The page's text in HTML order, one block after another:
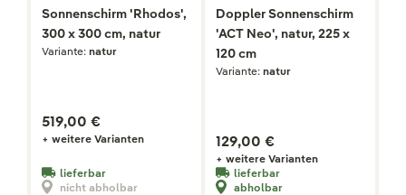
Sonnenschirm 'Rhodos',
300 x 300 cm, natur
Variante: natur
519,00 €
+ weitere Varianten
lieferbar
nicht abholbar
Doppler Sonnenschirm
'ACT Neo', natur, 225 x
120 cm
Variante: natur
129,00 €
+ weitere Varianten
lieferbar
abholbar